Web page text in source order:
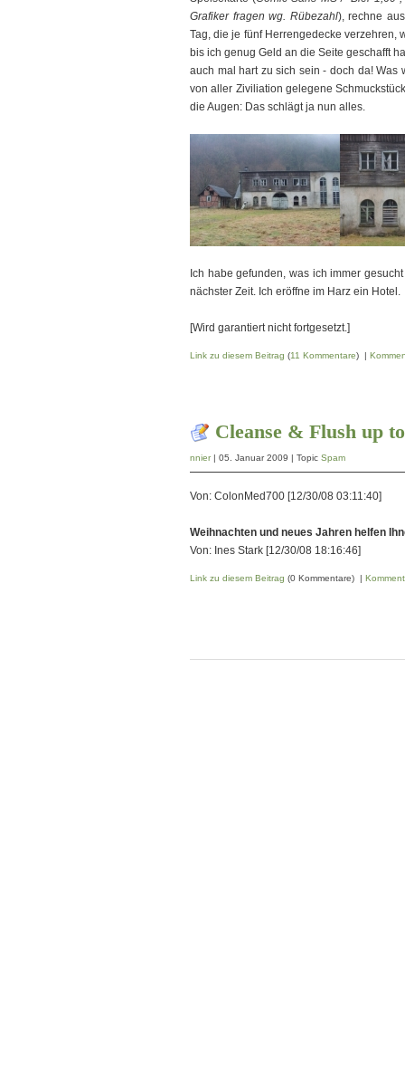
Grafiker fragen wg. Rübezahl), rechne
Tag, die je fünf Herrengedecke verzehren,
bis ich genug Geld an die Seite geschafft
auch mal hart zu sich sein - doch da!
von aller Ziviliation gelegene
die Augen: Das schlägt ja nun alles.
Ich habe gefunden, was ich immer
nächster Zeit. Ich eröffne im Harz ein Hotel.
[Wird garantiert nicht fortgesetzt.]
Link zu diesem Beitrag (11 Kommentare) |
Cleanse & Flush up
nnier| 05. Januar 2009 | Topic Spam
Von: ColonMed700 [12/30/08 03:11:40]
Weihnachten und neues Jahren helfen
Von: Ines Stark [12/30/08 18:16:46]
Link zu diesem Beitrag (0 Kommentare) |